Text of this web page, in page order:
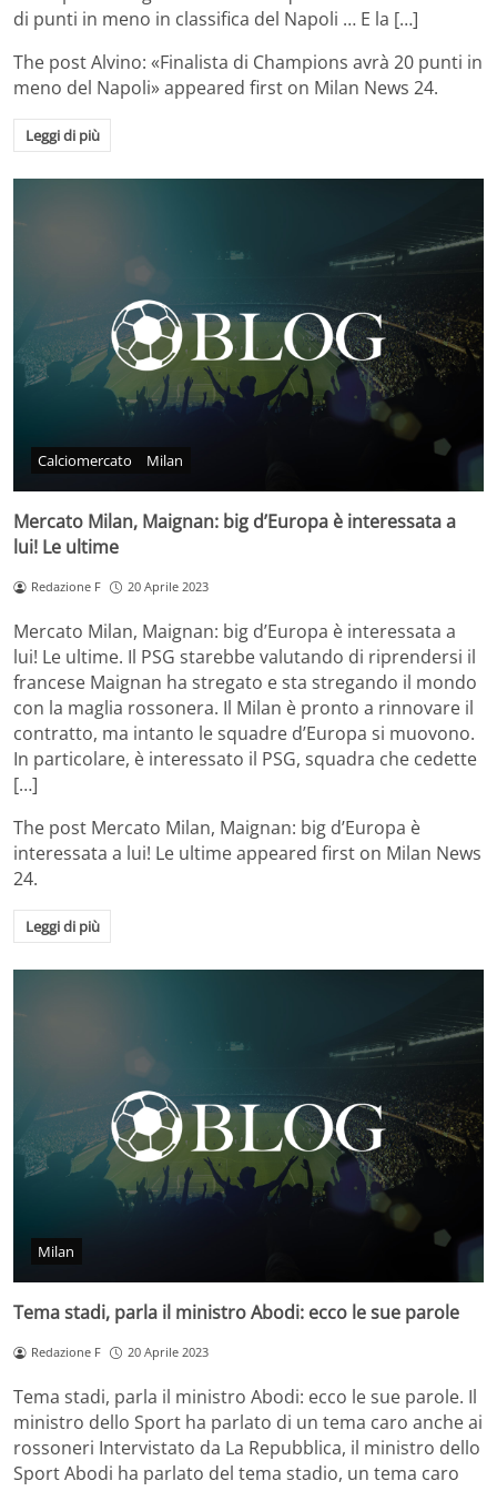
di punti in meno in classifica del Napoli … E la […]
The postAlvino: «Finalista di Champions avrà 20 punti in
meno del Napoli»appeared first on Milan News 24.
Leggi di più
Calciomercato Milan
Mercato Milan, Maignan: big d’Europa è interessata a
lui! Le ultime
Redazione F 20 Aprile 2023
Mercato Milan, Maignan: big d’Europa è interessata a
lui! Le ultime. Il PSG starebbe valutando di riprendersi il
francese Maignan ha stregato e sta stregando il mondo
con la maglia rossonera. Il Milan è pronto a rinnovare il
contratto, ma intanto le squadre d’Europa si muovono.
In particolare, è interessato il PSG, squadra che cedette
[…]
The post Mercato Milan, Maignan: big d’Europa è
interessata a lui! Le ultimeappeared first on Milan News
24.
Leggi di più
Milan
Tema stadi, parla il ministro Abodi: ecco le sue parole
Redazione F 20 Aprile 2023
Tema stadi, parla il ministro Abodi: ecco le sue parole. Il
ministro dello Sport ha parlato di un tema caro anche ai
rossoneri Intervistato da La Repubblica, il ministro dello
Sport Abodi ha parlato del tema stadio, un tema caro